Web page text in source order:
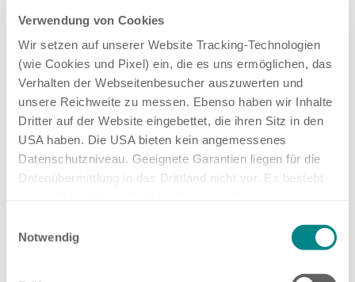
Verwendung von Cookies
Wir setzen auf unserer Website Tracking-Technologien
(wie Cookies und Pixel) ein, die es uns ermöglichen, das
Verhalten der Webseitenbesucher auszuwerten und
unsere Reichweite zu messen. Ebenso haben wir Inhalte
Dritter auf der Website eingebettet, die ihren Sitz in den
USA haben. Die USA bieten kein angemessenes
Datenschutzniveau. Geeignete Garantien liegen für die
Datenübermittlung in das Drittland nicht vor. Es besteht
zustehen. Eingesetzte Dienstleister können Daten für
zusammenführen. Weitere Informationen finden Sie in
Notwendig
contactgegevens (bijv. e-mailadres),
Redenen van
de
verwerking:
Ondersteuning bij webanalyse en -
optimalisatie, analyse van het
gebruiksgedrag op de website (website-
interactie) voor weboptimalisatie en
bereikmeting, controle van de
bezettingsgraad van de website
door middel van hoge vakkennis, efficiëntie